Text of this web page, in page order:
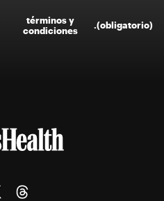
términos y
condiciones
.(obligatorio)